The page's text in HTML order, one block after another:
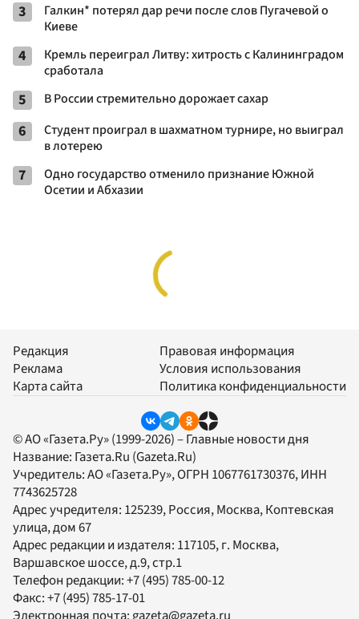
3
Галкин* потерял дар речи после слов Пугачевой о
Киеве
4
Кремль переиграл Литву: хитрость с Калининградом
сработала
5 В России стремительно дорожает сахар
6
Студент проиграл в шахматном турнире, но выиграл
в лотерею
7
Одно государство отменило признание Южной
Осетии и Абхазии
Редакция
Реклама
Карта сайта
Правовая информация
Условия использования
Политика конфиденциальности
© АО «Газета.Ру» (1999-2026) – Главные новости дня
Название: Газета.Ru (Gazeta.Ru)
Учредитель:АО «Газета.Ру», ОГРН 1067761730376, ИНН
7743625728
Адрес учредителя: 125239, Россия, Москва, Коптевская
улица, дом 67
Адрес редакции и издателя: 117105, г. Москва,
Варшавское шоссе, д.9, стр.1
Телефон редакции:+7 (495) 785-00-12
Факс:+7 (495) 785-17-01